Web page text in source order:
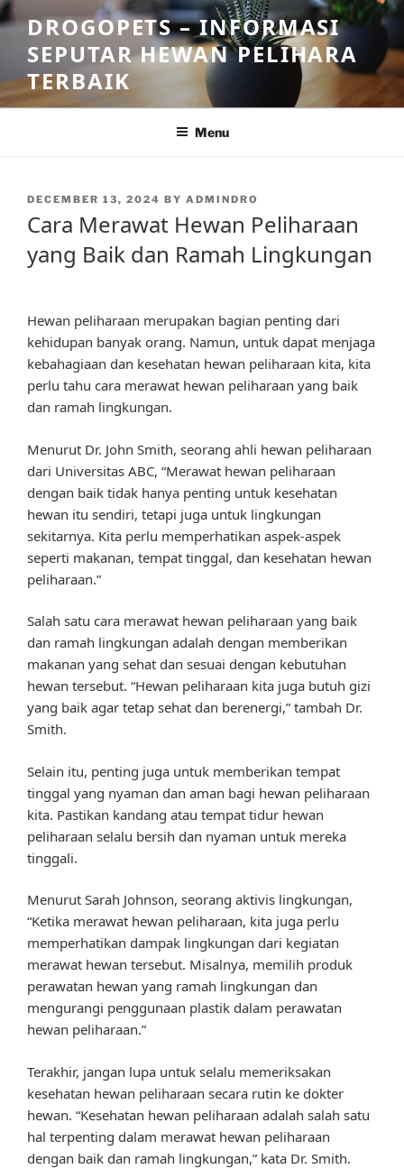
Skip
to
content
DROGOPETS – INFORMASI
SEPUTAR HEWAN PELIHARA
TERBAIK
Menu
POSTED
DECEMBER 13, 2024 BY ADMINDRO
Cara Merawat Hewan Peliharaan
yang Baik dan Ramah Lingkungan
Hewan peliharaan merupakan bagian penting dari
kehidupan banyak orang. Namun, untuk dapat menjaga
kebahagiaan dan kesehatan hewan peliharaan kita, kita
perlu tahu cara merawat hewan peliharaan yang baik
dan ramah lingkungan.
Menurut Dr. John Smith, seorang ahli hewan peliharaan
dari Universitas ABC, “Merawat hewan peliharaan
dengan baik tidak hanya penting untuk kesehatan
hewan itu sendiri, tetapi juga untuk lingkungan
sekitarnya. Kita perlu memperhatikan aspek-aspek
seperti makanan, tempat tinggal, dan kesehatan hewan
peliharaan.”
Salah satu cara merawat hewan peliharaan yang baik
dan ramah lingkungan adalah dengan memberikan
makanan yang sehat dan sesuai dengan kebutuhan
hewan tersebut. “Hewan peliharaan kita juga butuh gizi
yang baik agar tetap sehat dan berenergi,” tambah Dr.
Smith.
Selain itu, penting juga untuk memberikan tempat
tinggal yang nyaman dan aman bagi hewan peliharaan
kita. Pastikan kandang atau tempat tidur hewan
peliharaan selalu bersih dan nyaman untuk mereka
tinggali.
Menurut Sarah Johnson, seorang aktivis lingkungan,
“Ketika merawat hewan peliharaan, kita juga perlu
memperhatikan dampak lingkungan dari kegiatan
merawat hewan tersebut. Misalnya, memilih produk
perawatan hewan yang ramah lingkungan dan
mengurangi penggunaan plastik dalam perawatan
hewan peliharaan.”
Terakhir, jangan lupa untuk selalu memeriksakan
kesehatan hewan peliharaan secara rutin ke dokter
hewan. “Kesehatan hewan peliharaan adalah salah satu
hal terpenting dalam merawat hewan peliharaan
dengan baik dan ramah lingkungan,” kata Dr. Smith.